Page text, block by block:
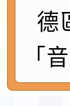
鎮
「
本
第
告(
檢
德
「